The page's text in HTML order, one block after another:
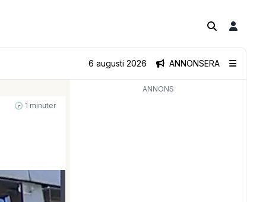
ANNONSERA
6 augusti 2026
🕝 1 minuter
ANNONS